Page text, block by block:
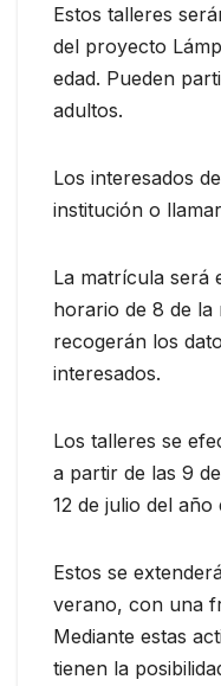
Estos talleres
del proyecto
edad. Pueden
adultos.
Los interesados
institución o
La matrícula será
horario de 8 de la
recogerán los
interesados.
Los talleres se
a partir de las 9
12 de julio del año
Estos se
verano, con una
Mediante estas
tienen la